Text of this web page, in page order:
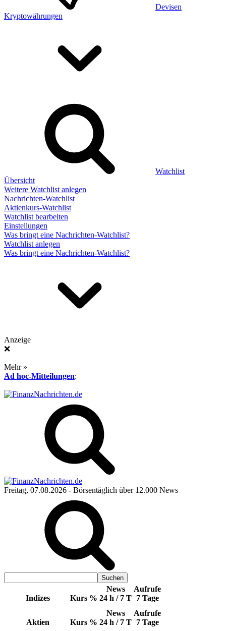
Devisen
Kryptowährungen
Watchlist
Übersicht
Weitere Watchlist anlegen
Nachrichten-Watchlist
Aktienkurs-Watchlist
Watchlist bearbeiten
Einstellungen
Was bringt eine Nachrichten-Watchlist?
Watchlist anlegen
Was bringt eine Nachrichten-Watchlist?
Anzeige
❌
Mehr »
Ad hoc-Mitteilungen:
Freitag, 07.08.2026 - Börsentäglich über 12.000 News
Indizes Kurs %
News
24 h / 7 T
Aufrufe
7 Tage
Aktien Kurs %
News
24 h / 7 T
Aufrufe
7 Tage